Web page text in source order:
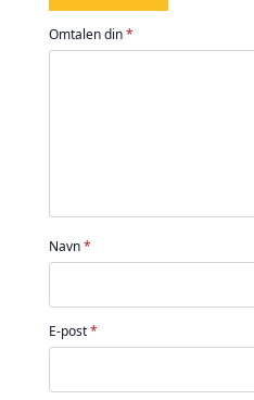
av
5
av
5
av
5
av
5 5
Omtalen din*
Navn*
E-post*